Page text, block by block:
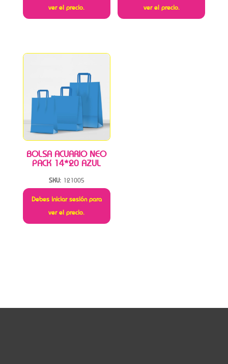
ver el precio.
ver el precio.
BOLSA ACUARIO NEO
PACK 14*20 AZUL
SKU: 121005
Debes iniciar sesión para
ver el precio.